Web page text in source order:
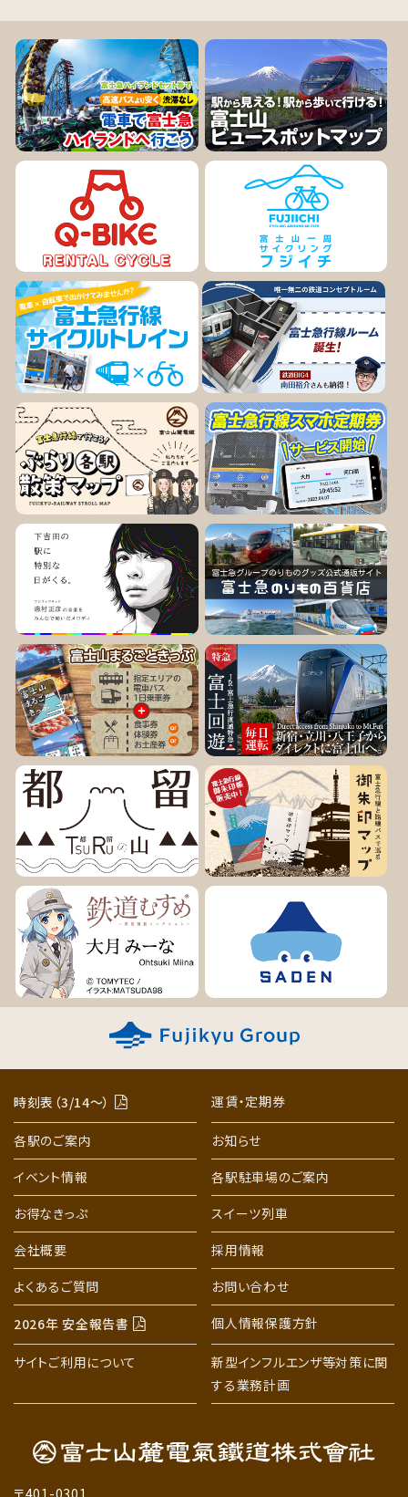
時刻表（3/14〜） 運賃・定期券
各駅のご案内
お知らせ
イベント情報
各駅駐車場のご案内
お得なきっぷ
スイーツ列車
会社概要
採用情報
よくあるご質問
お問い合わせ
2026年 安全報告書 個人情報保護方針
サイトご利用について
新型インフルエンザ等対策に関
する業務計画
〒401-0301